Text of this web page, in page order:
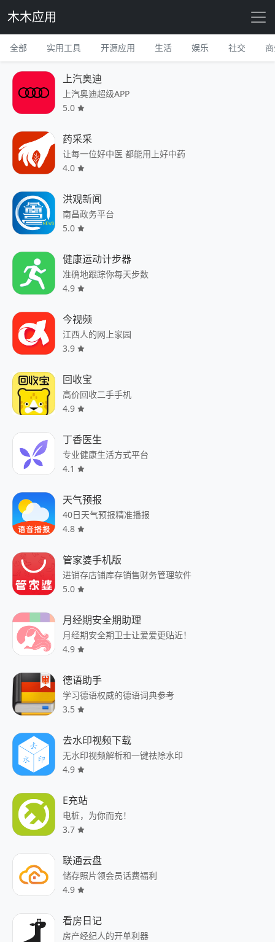
木木应用
全部 实用工具 开源应用 生活 娱乐 社交
上汽奥迪
上汽奥迪超级APP
5.0
药采采
让每一位好中医 都能用上好中药
4.0
洪观新闻
南昌政务平台
5.0
健康运动计步器
准确地跟踪你每天步数
4.9
今视频
江西人的网上家园
3.9
回收宝
高价回收二手手机
4.9
丁香医生
专业健康生活方式平台
4.1
天气预报
40日天气预报精准播报
4.8
管家婆手机版
进销存店铺库存销售财务管理软件
5.0
月经期安全期助理
月经期安全期卫士让爱爱更贴近！
4.9
德语助手
学习德语权威的德语词典参考
3.5
去水印视频下载
无水印视频解析和一键祛除水印
4.9
E充站
电桩，为你而充！
3.7
联通云盘
储存照片领会员话费福利
4.9
看房日记
房产经纪人的开单利器